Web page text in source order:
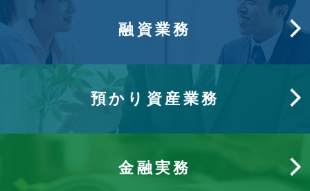
融資業務
預かり資産業務
金融実務